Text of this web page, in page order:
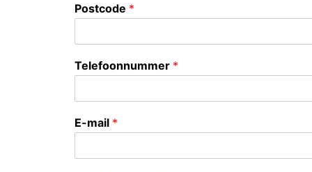
Postcode *
Telefoonnummer *
E-mail *